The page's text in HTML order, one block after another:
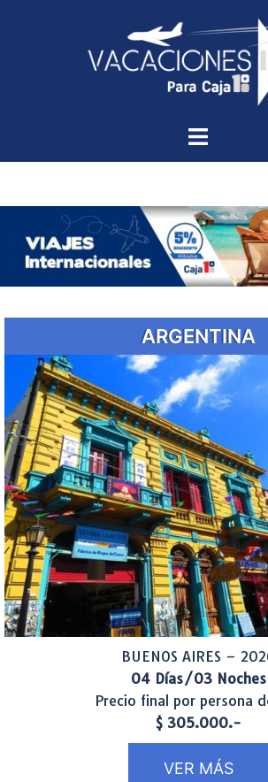
ARGENTINA
BUENOS AIRES –
04 Días/03 Noches
Precio final por persona
$ 305.000.-
VER MÁS